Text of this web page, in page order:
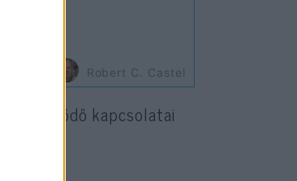
Robert C. Castel
fűződő kapcsolatai